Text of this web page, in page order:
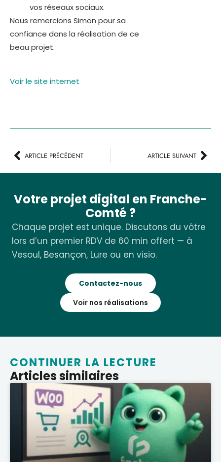
vos réseaux sociaux.
Nous remercions Simon pour sa
confiance dans la réalisation de ce
beau projet.
Voir le site internet
ARTICLE PRÉCÉDENT ARTICLE SUIVANT
Votre projet digital en Franche-
Comté ?
Chaque projet est unique. Discutons du vôtre
lors d’un premier RDV de 60 min offert — à
Vesoul, Besançon, Lure ou en visio.
Contactez-nous
Voir nos réalisations
CONTINUER LA LECTURE
Articles similaires